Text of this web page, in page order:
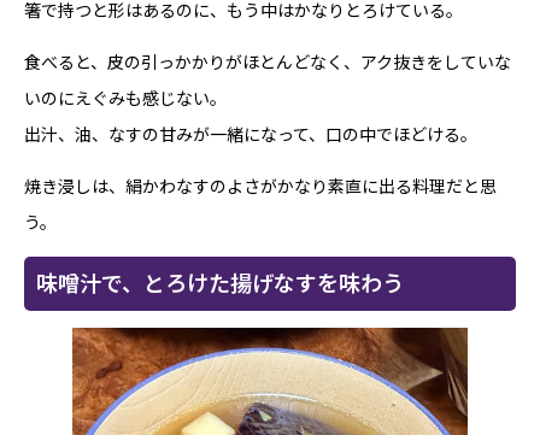
箸で持つと形はあるのに、もう中はかなりとろけている。
食べると、皮の引っかかりがほとんどなく、アク抜きをしていな
いのにえぐみも感じない。
出汁、油、なすの甘みが一緒になって、口の中でほどける。
焼き浸しは、絹かわなすのよさがかなり素直に出る料理だと思
う。
味噌汁で、とろけた揚げなすを味わう